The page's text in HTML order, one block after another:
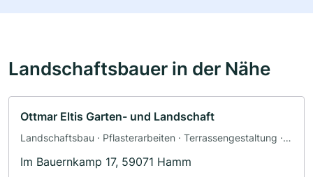
Landschaftsbauer in der Nähe
Ottmar Eltis Garten- und Landschaft
Landschaftsbau · Pflasterarbeiten · Terrassengestaltung ·
Im Bauernkamp 17, 59071 Hamm